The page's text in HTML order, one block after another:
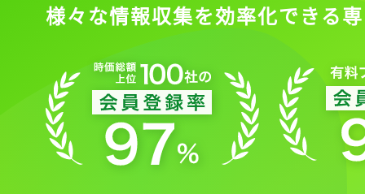
様々な情報収集を効率化できる